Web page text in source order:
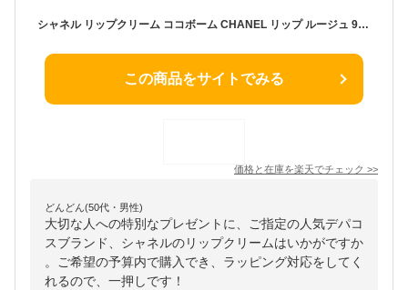
シャネル リップクリーム ココボーム CHANEL リップ ルージュ 912 ドリーミーホワイト プレゼント リップスティック グロス ブランド 純正 ラッピング メッセージ カード
この商品をサイトでみる
価格と在庫を楽天でチェック >>
どんどん(50代・男性)
大切な人への特別なプレゼントに、ご指定の人気デパコ
スブランド、シャネルのリップクリームはいかがですか
。ご希望の予算内で購入でき、ラッピング対応をしてく
れるので、一押しです！